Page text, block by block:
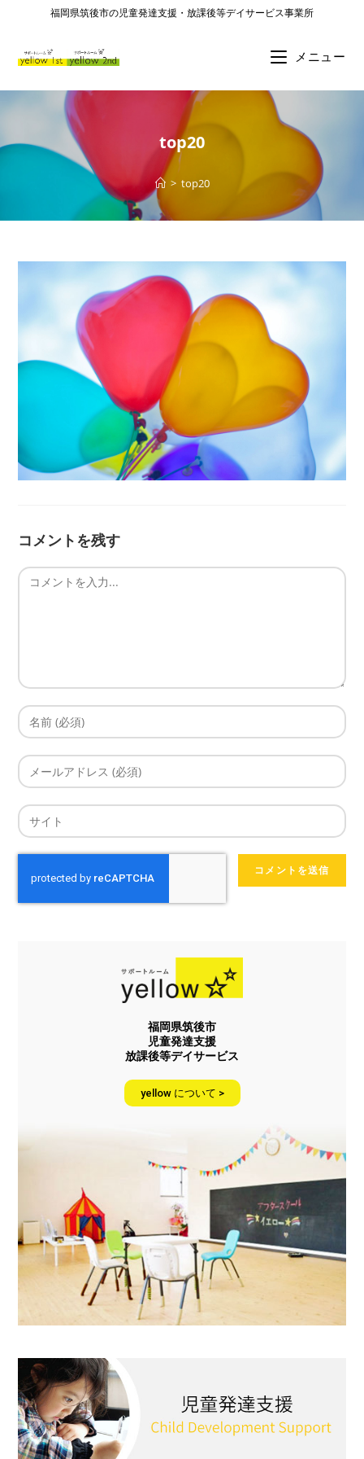
福岡県筑後市の児童発達支援・放課後等デイサービス事業所
メニュー
top20
> top20
コメントを残す
福岡県筑後市
児童発達支援
放課後等デイサービス
yellow について >